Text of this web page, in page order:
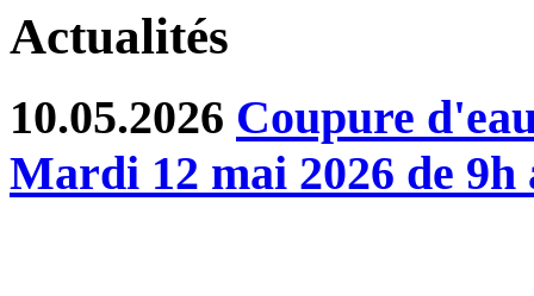
Actualités
10.05.2026 Coupure
Mardi 12 mai 2026 de 9h